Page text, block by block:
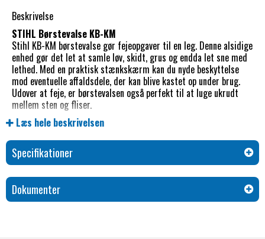
Beskrivelse
STIHL Børstevalse KB-KM
Stihl KB-KM børstevalse gør fejeopgaver til en leg. Denne alsidige
enhed gør det let at samle løv, skidt, grus og endda let sne med
lethed. Med en praktisk stænkskærm kan du nyde beskyttelse
mod eventuelle affaldsdele, der kan blive kastet op under brug.
Udover at feje, er børstevalsen også perfekt til at luge ukrudt
mellem sten og fliser.
Kompatibilitet er ikke et problem, da børstevalse er designet til
bøjlehåndtag (R-model) samt den praktiske rygbårne FR 130 T
trimmer.
Egenskaber:
Let og enkelt at bruge, hvilket gør fejning til en hurtig og
effektiv opgave.
Læs hele beskrivelsen
Specifikationer
Dokumenter